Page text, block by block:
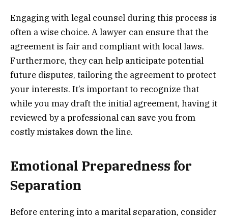
Engaging with legal counsel during this process is
often a wise choice. A lawyer can ensure that the
agreement is fair and compliant with local laws.
Furthermore, they can help anticipate potential
future disputes, tailoring the agreement to protect
your interests. It’s important to recognize that
while you may draft the initial agreement, having it
reviewed by a professional can save you from
costly mistakes down the line.
Emotional Preparedness for
Separation
Before entering into a marital separation, consider